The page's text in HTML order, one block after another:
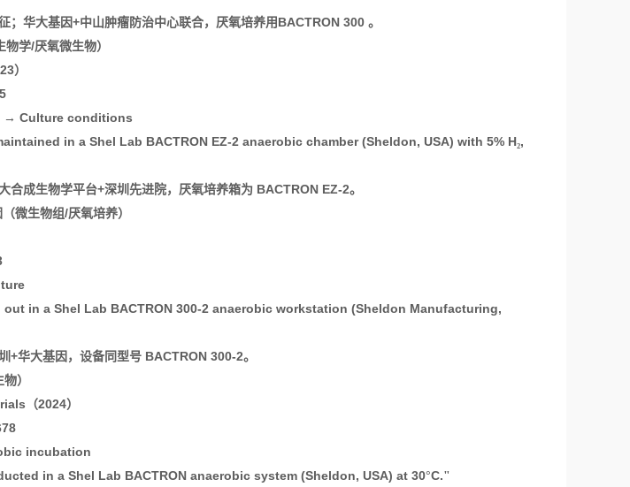
；华大基因+中山肿瘤防治中心联合，厌氧培养用 BACTRON 300 。
物学/厌氧微生物）
）
→ Culture conditions
in a Shel Lab BACTRON EZ-2 anaerobic chamber (Sheldon, USA) with 5% H₂,
合成生物学平台+深圳先进院，厌氧培养箱为 BACTRON EZ-2。
微生物组/厌氧培养）
out in a Shel Lab BACTRON 300-2 anaerobic workstation (Sheldon Manufacturing,
+华大基因，设备同型号 BACTRON 300-2。
）
（2024）
incubation
in a Shel Lab BACTRON anaerobic system (Sheldon, USA) at 30°C."